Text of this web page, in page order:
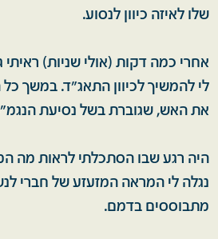
שלו לאיזה כיוון לנסוע.
אחרי כמה דקות (אולי שניות) ראיתי
לי להמשיך לכיוון התאג"ד. במשך כל
את האש, שגוברת בשל נסיעת
היה רגע שבו הסתכלתי לראות מה
נגלה לי המראה המזעזע של חברי
מתבוססים בדמם.